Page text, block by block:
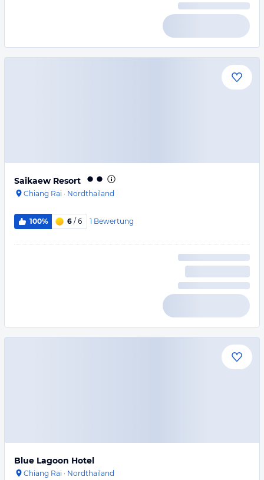
Saikaew Resort
Chiang Rai · Nordthailand
100% 6 / 6 1 Bewertung
Blue Lagoon Hotel
Chiang Rai · Nordthailand